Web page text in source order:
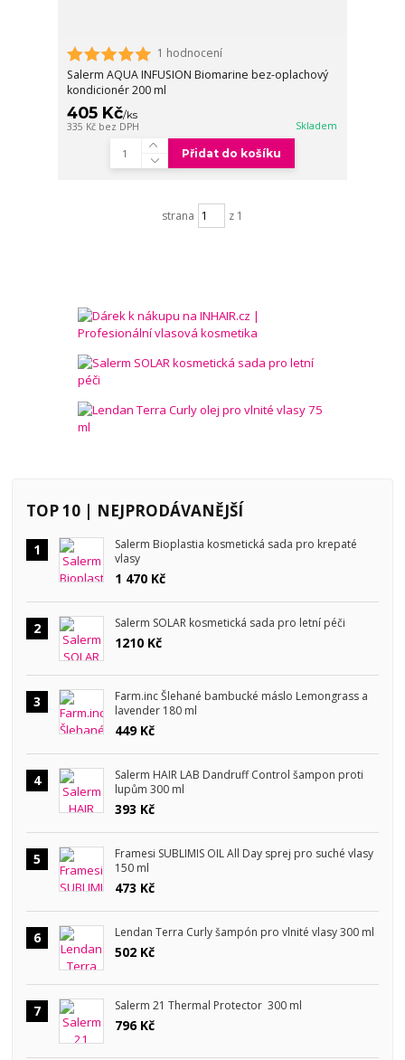
1 hodnocení
Salerm AQUA INFUSION Biomarine bez-oplachový
kondicionér 200 ml
405 Kč/ks
335 Kč bez DPH Skladem
Přidat do košíku
strana z 1
TOP 10 | NEJPRODÁVANĚJŠÍ
1
Salerm Bioplastia kosmetická sada pro krepaté
vlasy
1 470 Kč
2 Salerm SOLAR kosmetická sada pro letní péči
1210 Kč
3
Farm.inc Šlehané bambucké máslo Lemongrass a
lavender 180 ml
449 Kč
4
Salerm HAIR LAB Dandruff Control šampon proti
lupům 300 ml
393 Kč
5
Framesi SUBLIMIS OIL All Day sprej pro suché vlasy
150 ml
473 Kč
6 Lendan Terra Curly šampón pro vlnité vlasy 300 ml
502 Kč
7 Salerm 21 Thermal Protector 300 ml
796 Kč